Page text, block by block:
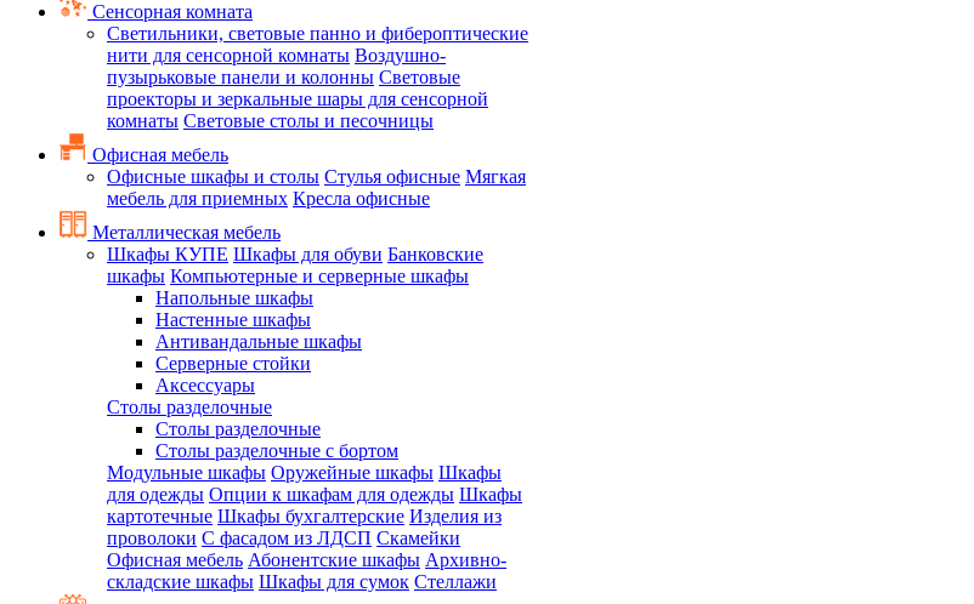
Сенсорная комната
Светильники, световые панно и фибероптические
нити для сенсорной комнаты Воздушно-
пузырьковые панели и колонны Световые
проекторы и зеркальные шары для сенсорной
комнаты Световые столы и песочницы
Офисная мебель
Офисные шкафы и столы Стулья офисные Мягкая
мебель для приемных Кресла офисные
Металлическая мебель
Шкафы КУПЕ Шкафы для обуви Банковские
шкафы Компьютерные и серверные шкафы
Напольные шкафы
Настенные шкафы
Антивандальные шкафы
Серверные стойки
Аксессуары
Столы разделочные
Столы разделочные
Столы разделочные с бортом
Модульные шкафы Оружейные шкафы Шкафы
для одежды Опции к шкафам для одежды Шкафы
картотечные Шкафы бухгалтерские Изделия из
проволоки С фасадом из ЛДСП Скамейки
Офисная мебель Абонентские шкафы Архивно-
складские шкафы Шкафы для сумок Стеллажи